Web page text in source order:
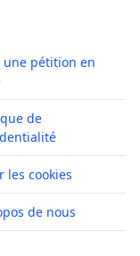
une pétition en
de
les cookies
de nous